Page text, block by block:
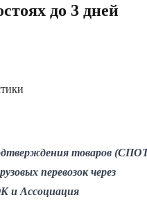
до 3 дней
товаров
перевозок через
и Ассоциация